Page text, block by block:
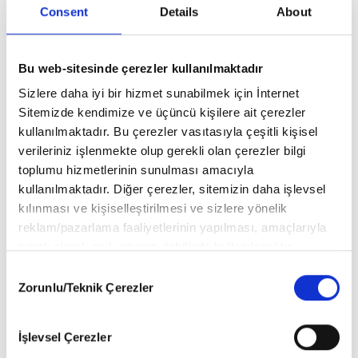
Consent Details About
Bu web-sitesinde çerezler kullanılmaktadır
Sizlere daha iyi bir hizmet sunabilmek için İnternet
Sitemizde kendimize ve üçüncü kişilere ait çerezler
kullanılmaktadır. Bu çerezler vasıtasıyla çeşitli kişisel
verileriniz işlenmekte olup gerekli olan çerezler bilgi
toplumu hizmetlerinin sunulması amacıyla
kullanılmaktadır. Diğer çerezler, sitemizin daha işlevsel
kılınması ve kişiselleştirilmesi ve sizlere yönelik
reklam/pazarlama faaliyetlerinin yapılması, amaçlarıyla
vasıtasıyla belirleyebilirsiniz. Çerezlere ilişkin detaylı bilgi
Çerez Bilgilendirme
6698 sayılı Kişisel Verilerin Korunması Kanunu uyarınca
Selection
Zorunlu/Teknik Çerezler
İşlevsel Çerezler
kısa bir yürüyüş yaptıktan sonra aracına binerek semtten ayrıldı.